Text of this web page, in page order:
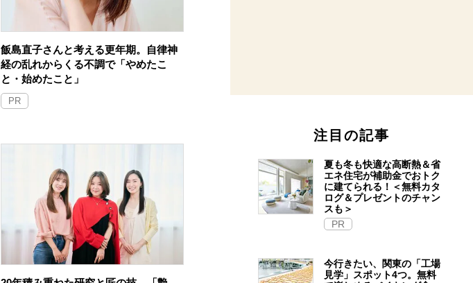
飯島直子さんと考える更年期。自律神
経の乱れからくる不調で「やめたこ
と・始めたこと」
PR
注目の記事
夏も冬も快適な高断熱＆省
エネ住宅が補助金でおトク
に建てられる！＜無料カタ
ログ＆プレゼントのチャン
スも＞
PR
今行きたい、関東の「工場
見学」スポット4つ。無料